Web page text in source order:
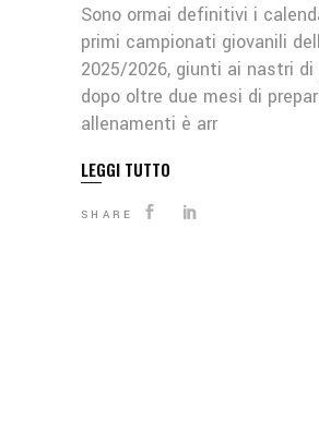
Sono ormai definitivi i
primi campionati giovanili
2025/2026, giunti ai nastri di
dopo oltre due mesi di
allenamenti è arr
LEGGI TUTTO
SHARE